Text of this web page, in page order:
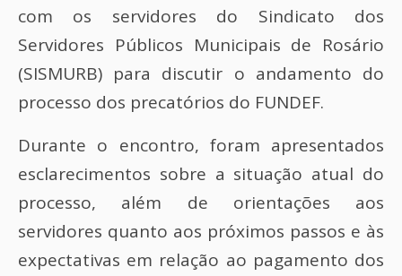
com os servidores do Sindicato dos
Servidores Públicos Municipais de Rosário
(SISMURB) para discutir o andamento do
processo dos precatórios do FUNDEF.
Durante o encontro, foram apresentados
esclarecimentos sobre a situação atual do
processo, além de orientações aos
servidores quanto aos próximos passos e às
expectativas em relação ao pagamento dos